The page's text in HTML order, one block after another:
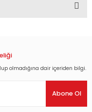
olmadığına dair içeriden bilgi.
Abone Ol